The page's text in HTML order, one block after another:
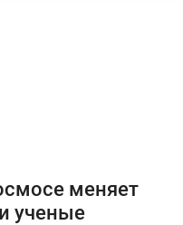
меняет
ученые